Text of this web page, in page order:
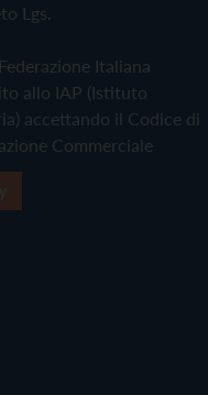
Lgs.
Italiana
allo IAP (Istituto
accettando il Codice di
Commerciale